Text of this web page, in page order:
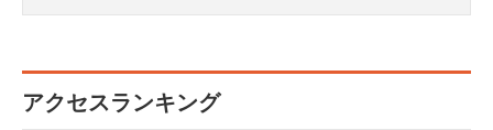
アクセスランキング